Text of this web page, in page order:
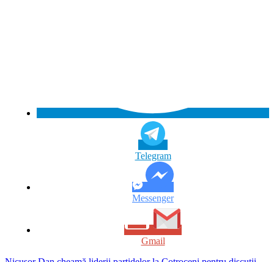
Telegram
Messenger
Gmail